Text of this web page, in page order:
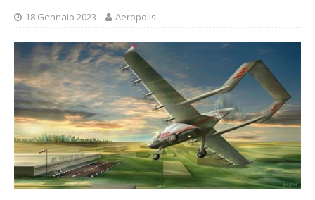
18 Gennaio 2023 Aeropolis